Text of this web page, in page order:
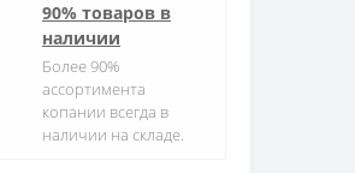
90% товаров в
наличии
Более 90%
ассортимента
копании всегда в
наличии на складе.